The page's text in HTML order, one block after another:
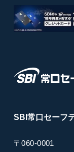
SBI常口セーフ
〒060-0001